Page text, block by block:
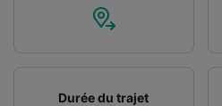
Durée du trajet